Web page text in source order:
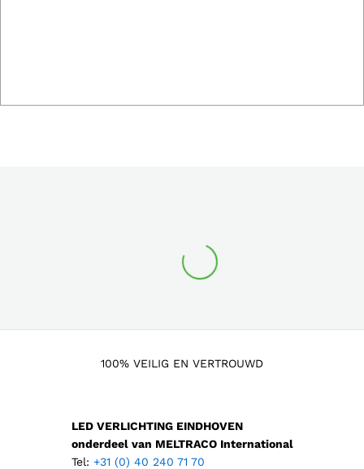
LED VERLICHTING EINDHOVEN
onderdeel van MELTRACO International
Tel: +31 (0) 40 240 71 70
100% VEILIG EN VERTROUWD